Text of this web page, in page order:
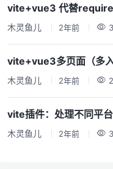
vite+vue3 代替
木灵鱼儿 2年前
vite+vue3多页面（多
木灵鱼儿 2年前
木灵鱼儿 2年前